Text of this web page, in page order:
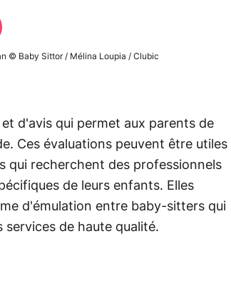
© Baby Sittor / Mélina Loupia / Clubic
d'avis qui permet aux parents de
Ces évaluations peuvent être utiles
qui recherchent des professionnels
de leurs enfants. Elles
d'émulation entre baby-sitters qui
de haute qualité.